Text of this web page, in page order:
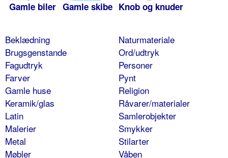
Gamle biler Gamle skibe Knob og knuder
Beklædning
Brugsgenstande
Fagudtryk
Farver
Gamle huse
Keramik/glas
Latin
Malerier
Metal
Møbler
Naturmateriale
Ord/udtryk
Personer
Pynt
Religion
Råvarer/materialer
Samlerobjekter
Smykker
Stilarter
Våben